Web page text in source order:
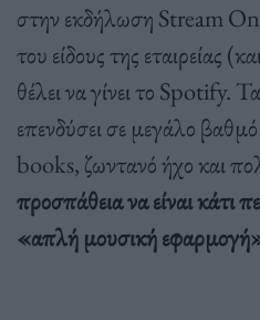
στην εκδήλωση Stream On,
του είδους της εταιρείας
θέλει να γίνει το Spotify.
επενδύσει σε μεγάλο
books, ζωντανό ήχο και
προσπάθεια να είναι κάτι
«απλή μουσική